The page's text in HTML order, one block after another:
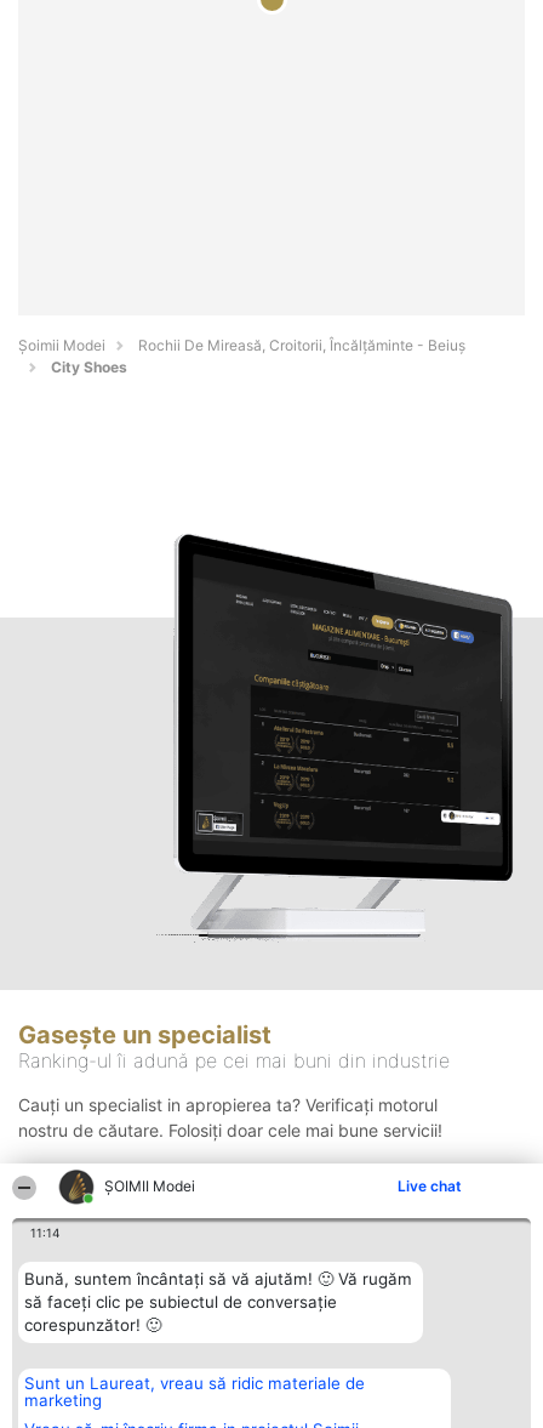
ȘOIMII Modei Live chat
11:14
Bună, suntem încântați să vă ajutăm! 🙂 Vă rugăm
să faceți clic pe subiectul de conversație
corespunzător! 🙂
Sunt un Laureat, vreau să ridic materiale de
marketing
Șoimii Modei
Rochii De Mireasă, Croitorii, Încălțăminte - Beiuş
City Shoes
Gasește un specialist
Ranking-ul îi adună pe cei mai buni din industrie
Cauți un specialist in apropierea ta? Verificați motorul
nostru de căutare. Folosiți doar cele mai bune servicii!
Organizator Ranking
BRIGHT SOLUTIONS BR SRL
Aleea Timisul De Sus 2 Bl. A30
Plebiscyt
Lista Tuturor
Contact